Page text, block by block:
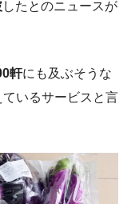
したとのニュースが
軒にも及ぶそうな
いるサービスと言